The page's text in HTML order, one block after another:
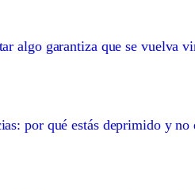
algo garantiza que se vuelva
por qué estás deprimido y no